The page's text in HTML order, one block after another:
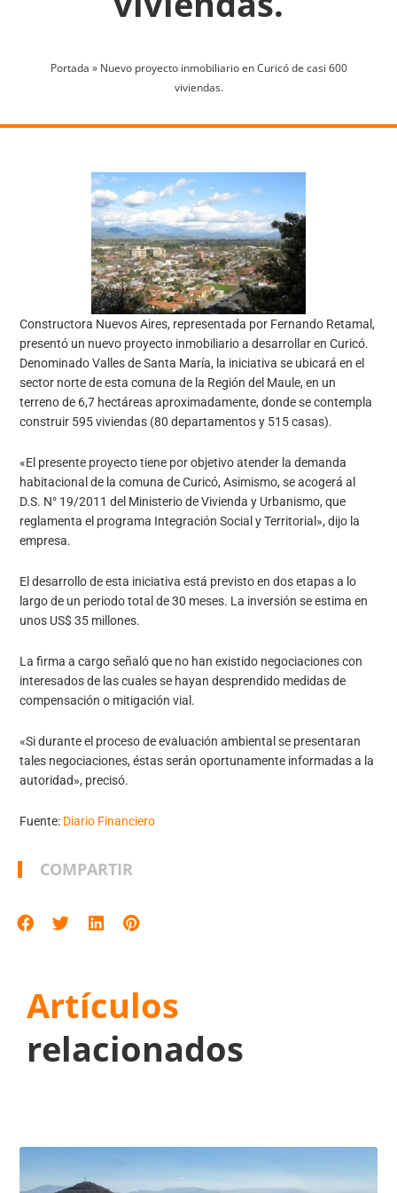
Portada » Nuevo proyecto inmobiliario en Curicó de casi 600
viviendas.
Constructora Nuevos Aires, representada por Fernando Retamal,
presentó un nuevo proyecto inmobiliario a desarrollar en Curicó.
Denominado Valles de Santa María, la iniciativa se ubicará en el
sector norte de esta comuna de la Región del Maule, en un
terreno de 6,7 hectáreas aproximadamente, donde se contempla
construir 595 viviendas (80 departamentos y 515 casas).
«El presente proyecto tiene por objetivo atender la demanda
habitacional de la comuna de Curicó, Asimismo, se acogerá al
D.S. N° 19/2011 del Ministerio de Vivienda y Urbanismo, que
reglamenta el programa Integración Social y Territorial», dijo la
empresa.
El desarrollo de esta iniciativa está previsto en dos etapas a lo
largo de un periodo total de 30 meses. La inversión se estima en
unos US$ 35 millones.
La firma a cargo señaló que no han existido negociaciones con
interesados de las cuales se hayan desprendido medidas de
compensación o mitigación vial.
«Si durante el proceso de evaluación ambiental se presentaran
tales negociaciones, éstas serán oportunamente informadas a la
autoridad», precisó.
Fuente: Diario Financiero
COMPARTIR
Artículos
relacionados